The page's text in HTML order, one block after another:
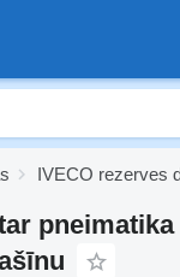
IVECO rezerves